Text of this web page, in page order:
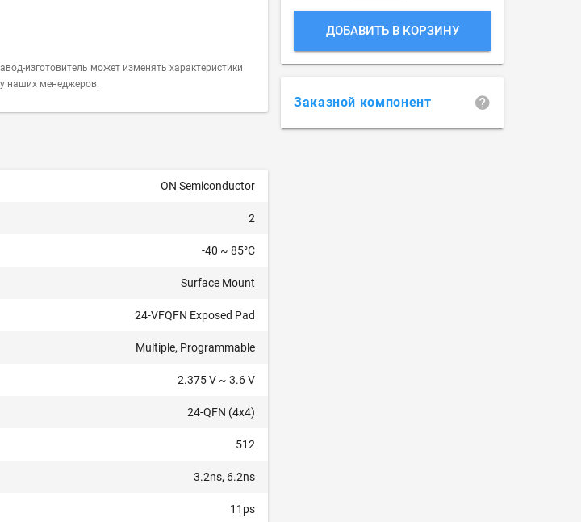
изготовитель может изменять характеристики
наших менеджеров.
ON Semiconductor
2
-40 ~ 85°C
Surface Mount
24-VFQFN Exposed Pad
Multiple, Programmable
2.375 V ~ 3.6 V
24-QFN (4x4)
512
3.2ns, 6.2ns
11ps
ДОБАВИТЬ В КОРЗИНУ
Заказной компонент